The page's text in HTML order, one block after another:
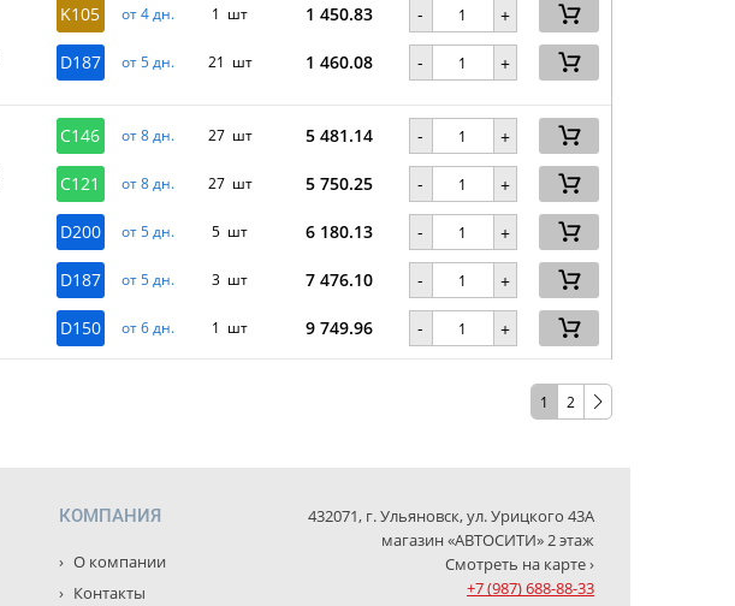
K105 от 4 дн. 1 шт 1 450.83 - +
D187 от 5 дн. 21 шт 1 460.08 - +
C146 от 8 дн. 27 шт 5 481.14 - +
C121 от 8 дн. 27 шт 5 750.25 - +
D200 от 5 дн. 5 шт 6 180.13 - +
D187 от 5 дн. 3 шт 7 476.10 - +
D150 от 6 дн. 1 шт 9 749.96 - +
1 2
КОМПАНИЯ
О компании
Контакты
432071, г. Ульяновск, ул. Урицкого 43А
магазин «АВТОСИТИ» 2 этаж
Смотреть на карте ›
+7 (987) 688-88-33